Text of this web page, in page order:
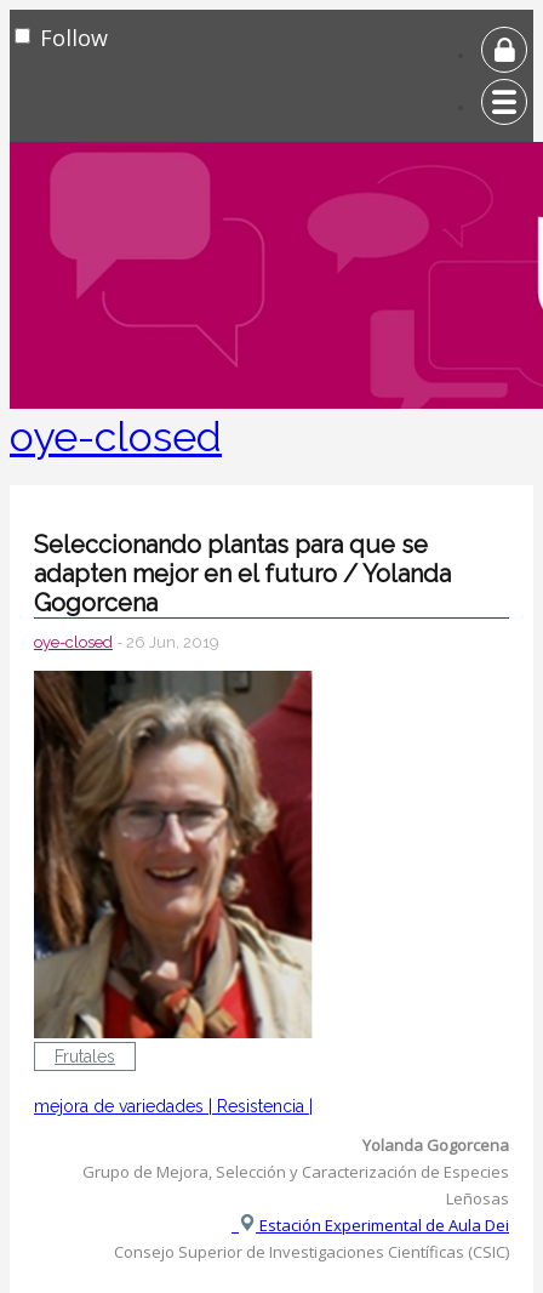
Follow
oye-closed
Seleccionando plantas para que se
adapten mejor en el futuro / Yolanda
Gogorcena
oye-closed - 26 Jun, 2019
Frutales
mejora de variedades | Resistencia |
Yolanda Gogorcena
Grupo de Mejora, Selección y Caracterización de Especies
Leñosas
Estación Experimental de Aula Dei
Consejo Superior de Investigaciones Científicas (CSIC)